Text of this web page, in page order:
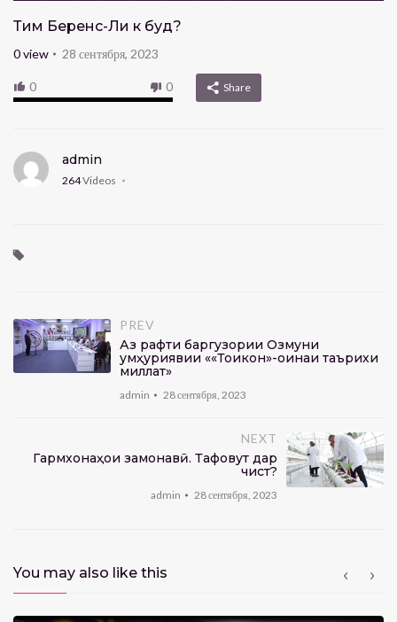
Тим Беренс-Ли кӣ буд?
0view 28 сентября, 2023
0 0 Share
admin
264Videos
PREV
Аз рафти баргузории Озмуни
ҷумҳуриявии ««Тоҷикон»-оинаи таърихи
миллат»
admin 28 сентября, 2023
NEXT
Гармхонаҳои замонавӣ. Тафовут дар
чист?
admin 28 сентября, 2023
You may also like this